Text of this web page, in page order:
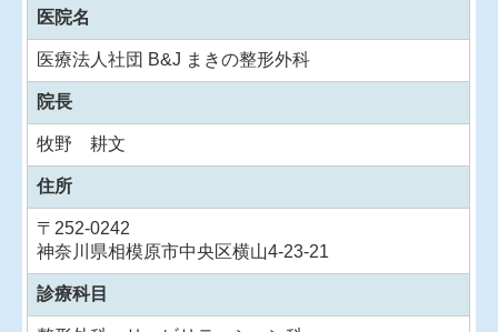
医院名
医療法人社団 B&J まきの整形外科
院長
牧野 耕文
住所
〒 252-0242
神奈川県相模原市中央区横山4-23-21
診療科目